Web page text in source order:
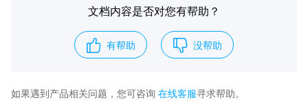
文档内容是否对您有帮助？
有帮助 没帮助
如果遇到产品相关问题，您可咨询 在线客服寻求帮助。